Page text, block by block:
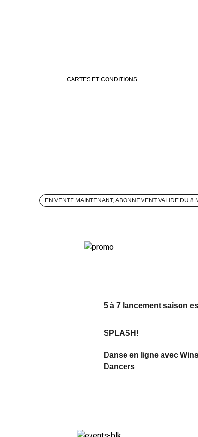
CARTES ET CONDITIONS
EN VENTE MAINTENANT, ABONNEMENT VALIDE DU 8
5 à 7 lancement saison
SPLASH!
Danse en ligne avec
Dancers